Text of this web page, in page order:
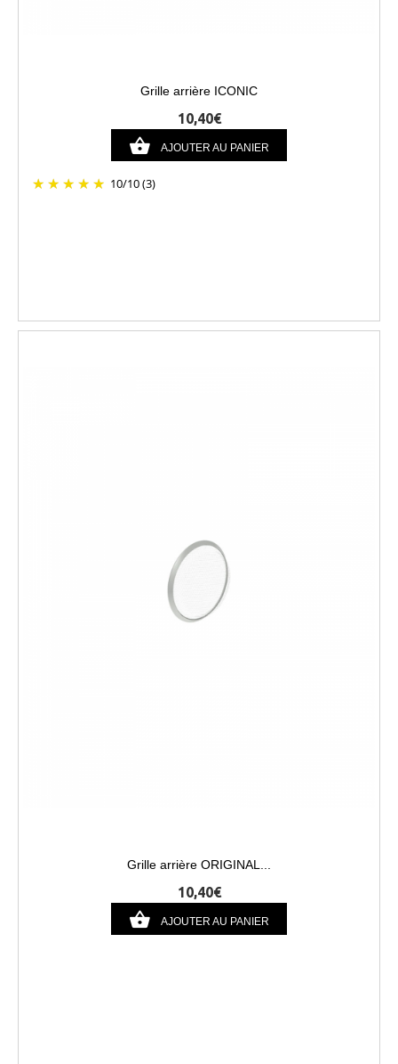
Grille arrière ICONIC
10,40€
AJOUTER AU PANIER
10/10(3)
Grille arrière ORIGINAL...
10,40€
AJOUTER AU PANIER